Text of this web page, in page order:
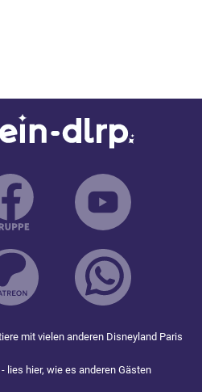
mit vielen anderen Disneyland Paris
- lies hier, wie es anderen Gästen